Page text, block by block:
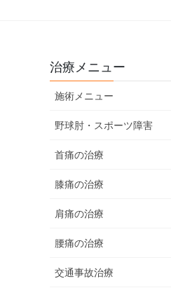
治療メニュー
施術メニュー
野球肘・スポーツ障害
首痛の治療
膝痛の治療
肩痛の治療
腰痛の治療
交通事故治療